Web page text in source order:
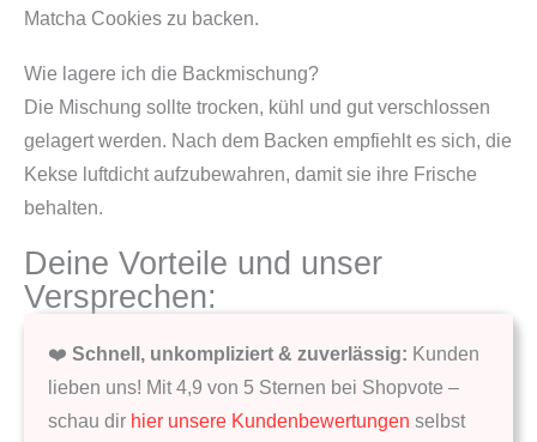
Matcha Cookies zu backen.
Wie lagere ich die Backmischung?
Die Mischung sollte trocken, kühl und gut verschlossen
gelagert werden. Nach dem Backen empfiehlt es sich, die
Kekse luftdicht aufzubewahren, damit sie ihre Frische
behalten.
Deine Vorteile und unser
Versprechen:
❤️ Schnell, unkompliziert & zuverlässig: Kunden
lieben uns! Mit 4,9 von 5 Sternen bei Shopvote –
schau dir hier unsere Kundenbewertungen selbst